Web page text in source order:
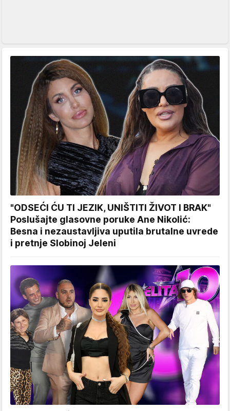
"ODSEĆI ĆU TI JEZIK, UNIŠTITI ŽIVOT I BRAK"
Poslušajte glasovne poruke Ane Nikolić:
Besna i nezaustavljiva uputila brutalne uvrede
i pretnje Slobinoj Jeleni